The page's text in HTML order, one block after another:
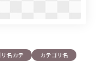
名カテ カテゴリ名